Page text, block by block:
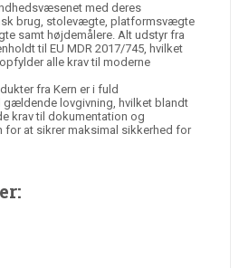
med deres
brug, stolevægte, platformsvægte
samt højdemålere. Alt udstyr fra
til EU MDR 2017/745, hvilket
alle krav til moderne
fra Kern er i fuld
gældende lovgivning, hvilket blandt
krav til dokumentation og
for at sikrer maksimal sikkerhed for